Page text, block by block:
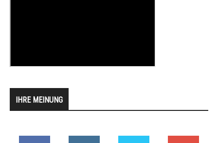
IHRE MEINUNG